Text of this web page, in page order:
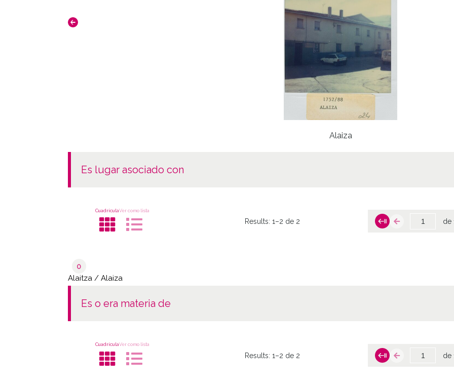
Alaiza
es lugar asociado con
CuadrículaVer como lista
Results:1–2 de 2 de
0
Alaitza / Alaiza
es o era materia de
CuadrículaVer como lista
Results:1–2 de 2 de